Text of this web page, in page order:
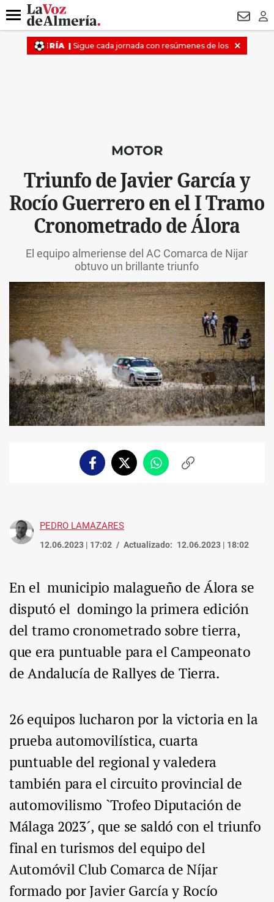
DESTACADO DRON UDA
Menú
MOTOR
Triunfo de Javier García y
Rocío Guerrero en el I Tramo
Cronometrado de Álora
El equipo almeriense del AC Comarca de Nijar
obtuvo un brillante triunfo
FacebookTwitterWhatsappCopiar
PEDRO LAMAZARES
12.06.2023 | 17:02 Actualizado: 12.06.2023 | 18:02
En el municipio malagueño de Álora se
disputó el domingo la primera edición
del tramo cronometrado sobre tierra,
que era puntuable para el Campeonato
de Andalucía de Rallyes de Tierra.
26 equipos lucharon por la victoria en la
prueba automovilística, cuarta
puntuable del regional y valedera
también para el circuito provincial de
automovilismo `Trofeo Diputación de
Málaga 2023´, que se saldó con el triunfo
final en turismos del equipo del
Automóvil Club Comarca de Níjar
formado por Javier García y Rocío